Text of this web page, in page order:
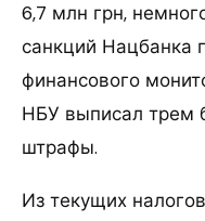
6,7 млн грн,
санкций Нацбанка
финансового
НБУ выписал трем
штрафы.
Из текущих